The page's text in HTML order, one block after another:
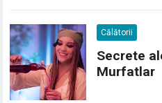
până la construcțiile futuriste
Calatrava, un traseu
adevărată…
Călătorii
Secrete
Murfatlar